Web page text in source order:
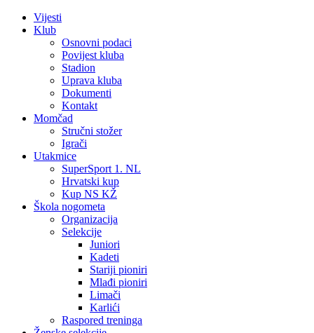
Vijesti
Klub
Osnovni podaci
Povijest kluba
Stadion
Uprava kluba
Dokumenti
Kontakt
Momčad
Stručni stožer
Igrači
Utakmice
SuperSport 1. NL
Hrvatski kup
Kup NS KŽ
Škola nogometa
Organizacija
Selekcije
Juniori
Kadeti
Stariji pioniri
Mlađi pioniri
Limači
Karlići
Raspored treninga